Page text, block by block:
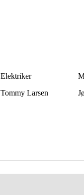
Elektriker
Tommy Larsen